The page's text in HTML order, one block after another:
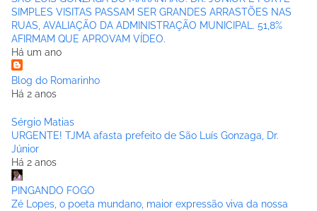
SIMPLES VISITAS PASSAM SER GRANDES ARRASTÕES NAS
RUAS, AVALIAÇÃO DA ADMINISTRAÇÃO MUNICIPAL. 51,8%
AFIRMAM QUE APROVAM VÍDEO.
Há um ano
Blog do Romarinho
Há 2 anos
Sérgio Matias
URGENTE! TJMA afasta prefeito de São Luís Gonzaga, Dr.
Júnior
Há 2 anos
PINGANDO FOGO
Zé Lopes, o poeta mundano, maior expressão viva da nossa